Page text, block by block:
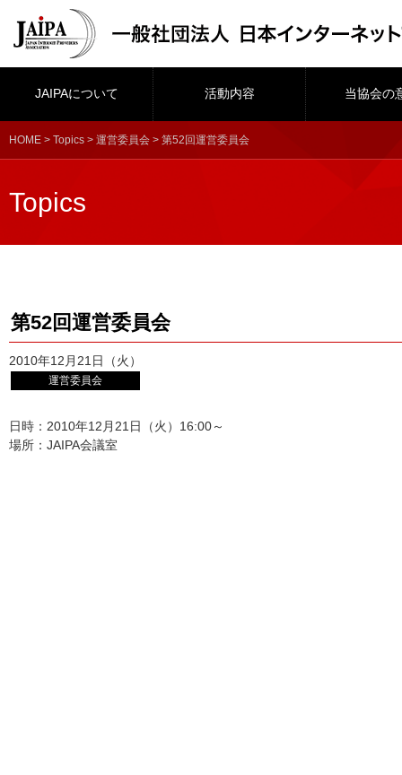
JAIPAについて 活動内容 当協会の
HOME > Topics > 運営委員会 > 第52回運営委員会
Topics
第52回運営委員会
2010年12月21日（火）
運営委員会
日時：2010年12月21日（火）16:00～
場所：JAIPA会議室